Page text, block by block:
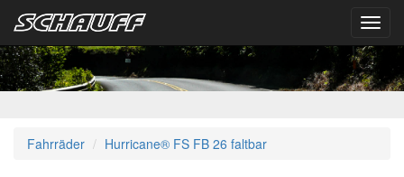
Fahrräder Hurricane® FS FB 26 faltbar